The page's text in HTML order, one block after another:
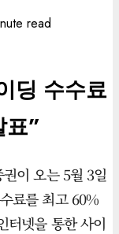
read
딩 수수료
표”
권이 오는 5월 3일
료를 최고 60%
터넷을 통한 사이